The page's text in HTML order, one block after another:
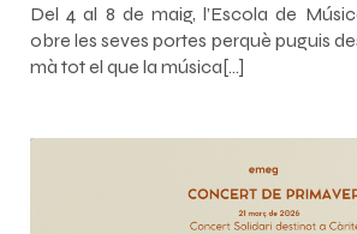
Del 4 al 8 de maig, l’Escola de
obre les seves portes perquè puguis
mà tot el que la música[…]